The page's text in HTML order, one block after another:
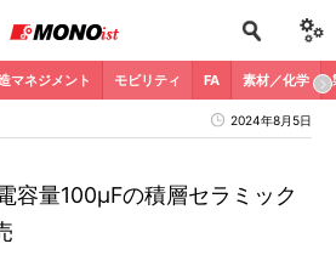
マネジメント モビリティ FA 素材／化学
2024年8月5日
容量100μFの積層セラミック